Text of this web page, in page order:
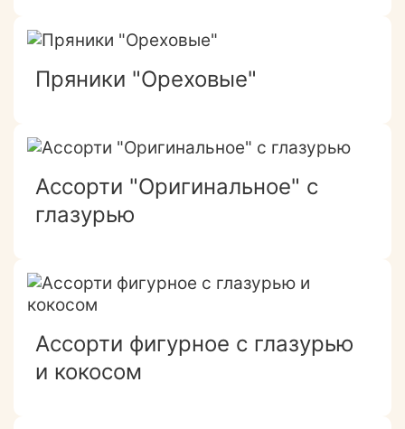
Пряники "Ореховые"
Ассорти "Оригинальное" с
глазурью
Ассорти фигурное с глазурью
и кокосом